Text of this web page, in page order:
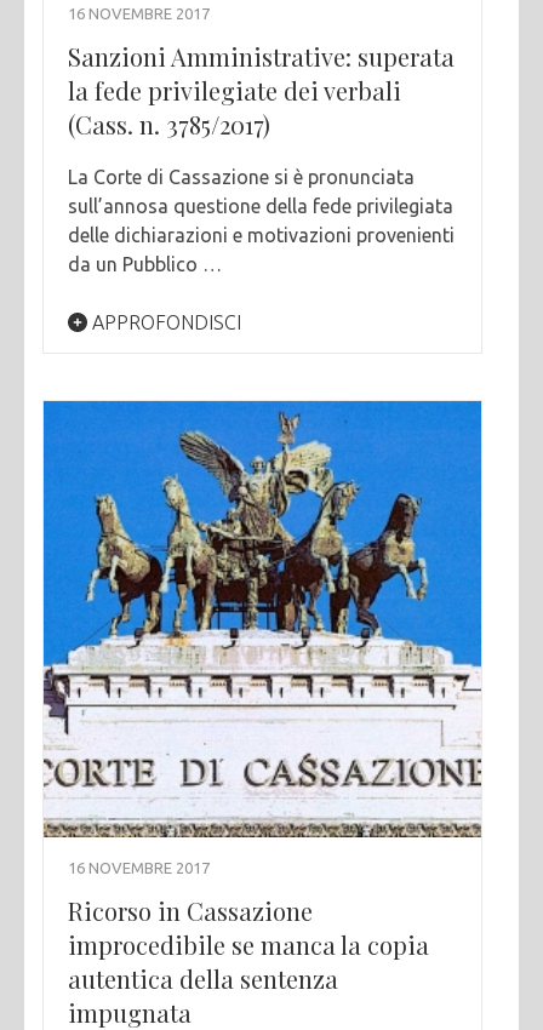
16 NOVEMBRE 2017
Sanzioni Amministrative: superata
la fede privilegiate dei verbali
(Cass. n. 3785/2017)
La Corte di Cassazione si è pronunciata
sull’annosa questione della fede privilegiata
delle dichiarazioni e motivazioni provenienti
da un Pubblico …
APPROFONDISCI
16 NOVEMBRE 2017
Ricorso in Cassazione
improcedibile se manca la copia
autentica della sentenza
impugnata